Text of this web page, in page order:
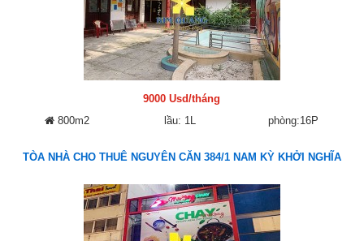
9000 Usd/tháng
800m2
lầu: 1L phòng:16P
TÒA NHÀ CHO THUÊ NGUYÊN CĂN 384/1 NAM KỲ KHỞI NGHĨA